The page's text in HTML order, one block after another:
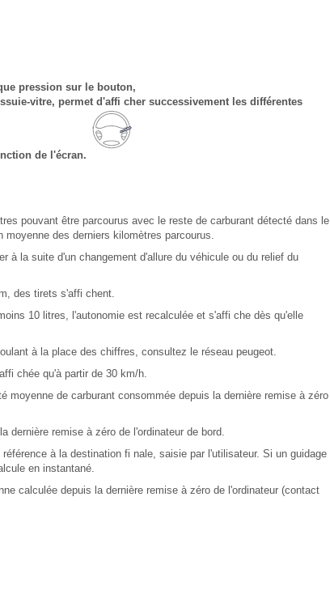
pression sur le bouton,
vitre, permet d'affi cher successivement les différentes
de l'écran.
pouvant être parcourus avec le reste de carburant détecté dans le
des derniers kilomètres parcourus.
à la suite d'un changement d'allure du véhicule ou du relief du
des tirets s'affi chent.
10 litres, l'autonomie est recalculée et s'affi che dès qu'elle
à la place des chiffres, consultez le réseau peugeot.
chée qu'à partir de 30 km/h.
moyenne de carburant consommée depuis la dernière remise à zéro
dernière remise à zéro de l'ordinateur de bord.
à la destination fi nale, saisie par l'utilisateur. Si un guidage
en instantané.
calculée depuis la dernière remise à zéro de l'ordinateur (contact